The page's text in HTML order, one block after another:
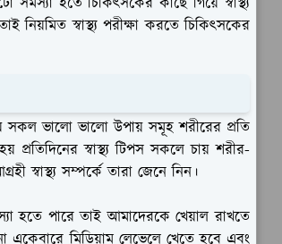
স্বাস্থ্য পরীক্ষা করতে চিকিৎসকের
যে সকল ভালো ভালো উপায় সমূহ শরীরের প্রতি
স্বাস্থ্য টিপস সকলে চায় শরীর-
স্বাস্থ্য সম্পর্কে তারা জেনে নিন।
হতে পারে তাই আমাদেরকে খেয়াল রাখতে
একেবারে মিডিয়াম লেভেলে খেতে হবে এবং